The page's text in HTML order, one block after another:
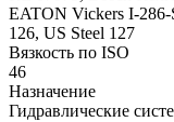
EATON Vickers I-
126, US Steel 127
Вязкость по ISO
46
Назначение
Гидравлические